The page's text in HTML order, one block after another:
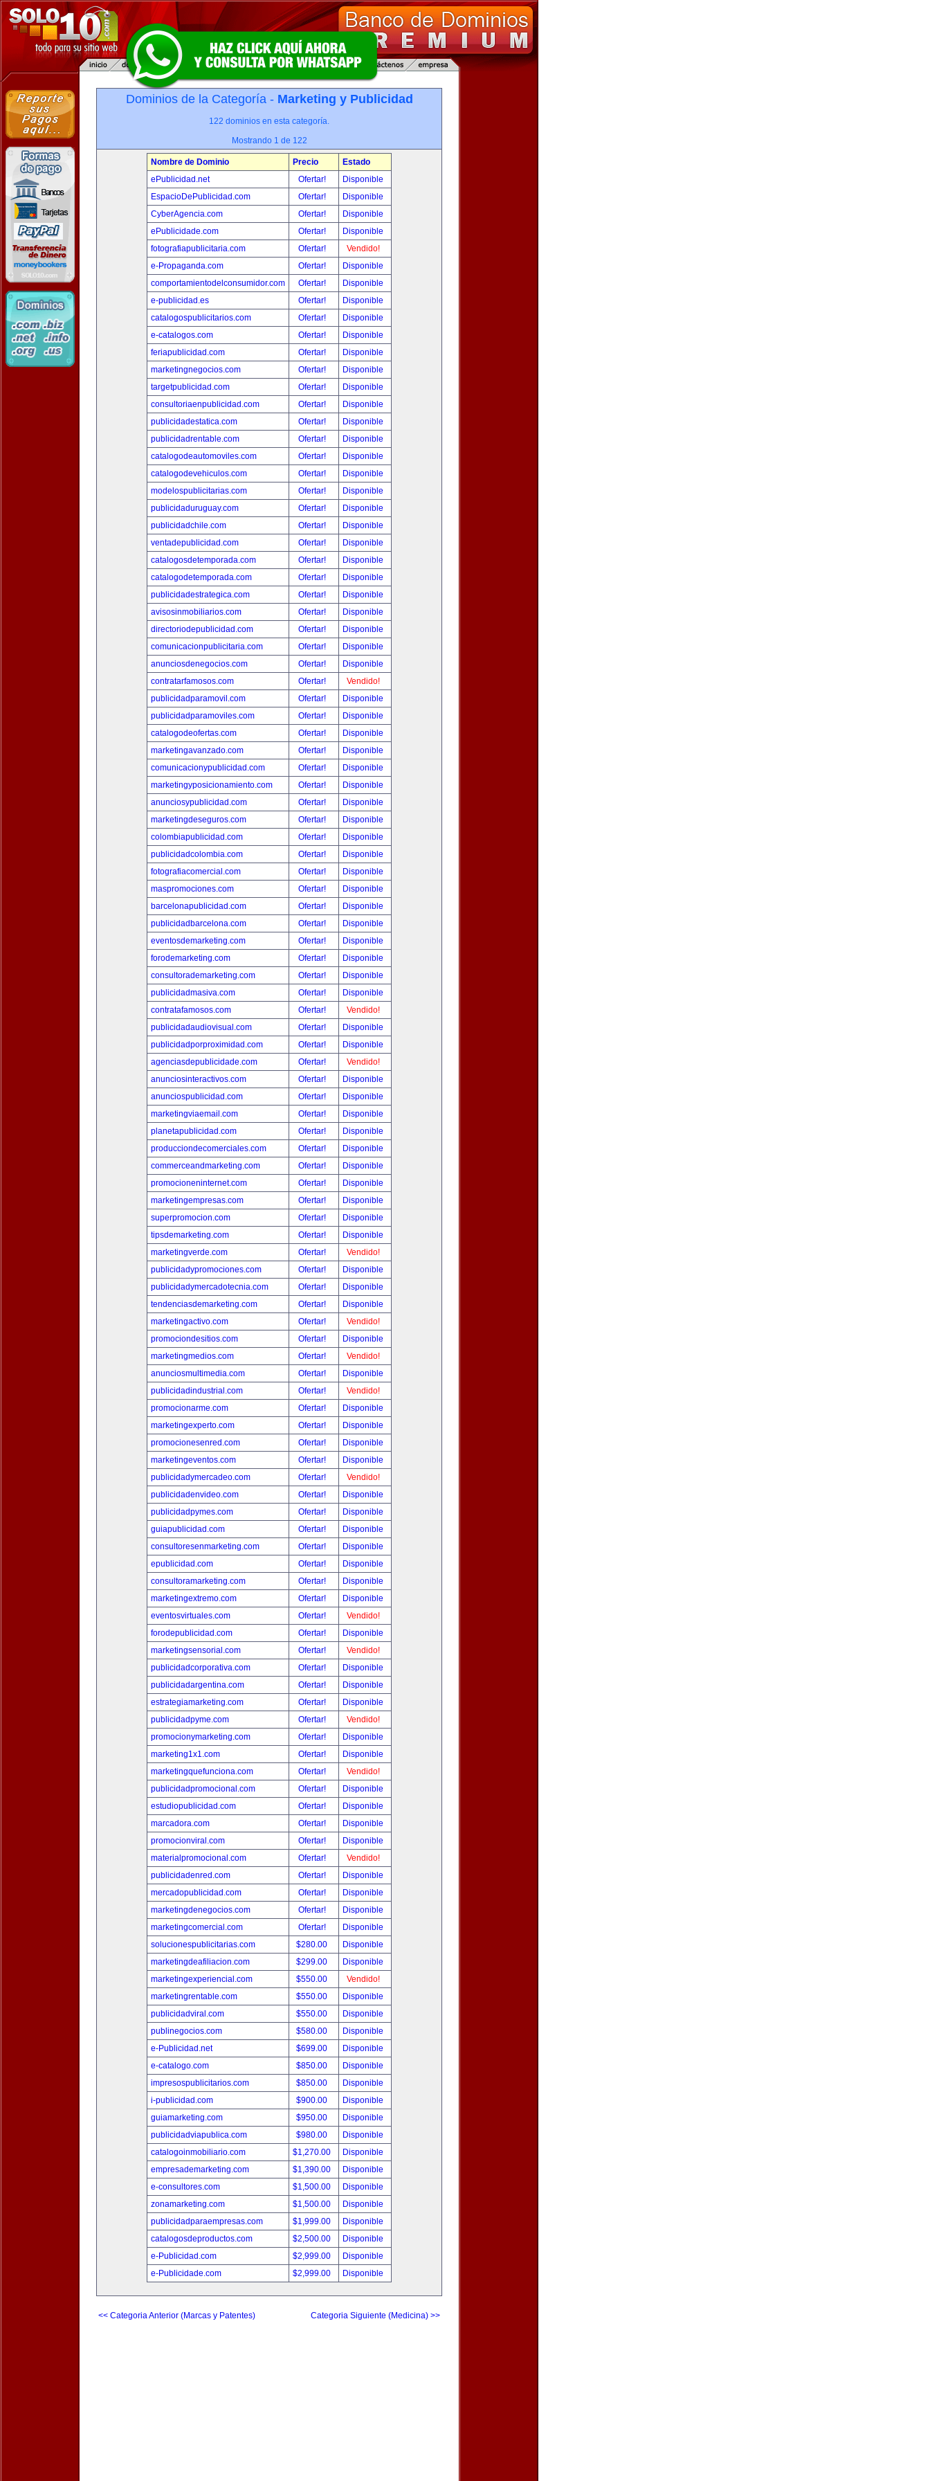
Dominios de la Categoría - Marketing y Publicidad
122 dominios en esta categoría.
Mostrando 1 de 122
Nombre de Dominio Precio
Estado
ePublicidad.net
Ofertar!
Disponible
EspacioDePublicidad.com
Ofertar!
Disponible
CyberAgencia.com
Ofertar!
Disponible
ePublicidade.com
Ofertar!
Disponible
fotografiapublicitaria.com
Ofertar!
Vendido!
e-Propaganda.com
Ofertar!
Disponible
comportamientodelconsumidor.com
Ofertar!
Disponible
e-publicidad.es
Ofertar!
Disponible
catalogospublicitarios.com
Ofertar!
Disponible
e-catalogos.com
Ofertar!
Disponible
feriapublicidad.com
Ofertar!
Disponible
marketingnegocios.com
Ofertar!
Disponible
targetpublicidad.com
Ofertar!
Disponible
consultoriaenpublicidad.com
Ofertar!
Disponible
publicidadestatica.com
Ofertar!
Disponible
publicidadrentable.com
Ofertar!
Disponible
catalogodeautomoviles.com
Ofertar!
Disponible
catalogodevehiculos.com
Ofertar!
Disponible
modelospublicitarias.com
Ofertar!
Disponible
publicidaduruguay.com
Ofertar!
Disponible
publicidadchile.com
Ofertar!
Disponible
ventadepublicidad.com
Ofertar!
Disponible
catalogosdetemporada.com
Ofertar!
Disponible
catalogodetemporada.com
Ofertar!
Disponible
publicidadestrategica.com
Ofertar!
Disponible
avisosinmobiliarios.com
Ofertar!
Disponible
directoriodepublicidad.com
Ofertar!
Disponible
comunicacionpublicitaria.com
Ofertar!
Disponible
anunciosdenegocios.com
Ofertar!
Disponible
contratarfamosos.com
Ofertar!
Vendido!
publicidadparamovil.com
Ofertar!
Disponible
publicidadparamoviles.com
Ofertar!
Disponible
catalogodeofertas.com
Ofertar!
Disponible
marketingavanzado.com
Ofertar!
Disponible
comunicacionypublicidad.com
Ofertar!
Disponible
marketingyposicionamiento.com
Ofertar!
Disponible
anunciosypublicidad.com
Ofertar!
Disponible
marketingdeseguros.com
Ofertar!
Disponible
colombiapublicidad.com
Ofertar!
Disponible
publicidadcolombia.com
Ofertar!
Disponible
fotografiacomercial.com
Ofertar!
Disponible
maspromociones.com
Ofertar!
Disponible
barcelonapublicidad.com
Ofertar!
Disponible
publicidadbarcelona.com
Ofertar!
Disponible
eventosdemarketing.com
Ofertar!
Disponible
forodemarketing.com
Ofertar!
Disponible
consultorademarketing.com
Ofertar!
Disponible
publicidadmasiva.com
Ofertar!
Disponible
contratafamosos.com
Ofertar!
Vendido!
publicidadaudiovisual.com
Ofertar!
Disponible
publicidadporproximidad.com
Ofertar!
Disponible
agenciasdepublicidade.com
Ofertar!
Vendido!
anunciosinteractivos.com
Ofertar!
Disponible
anunciospublicidad.com
Ofertar!
Disponible
marketingviaemail.com
Ofertar!
Disponible
planetapublicidad.com
Ofertar!
Disponible
producciondecomerciales.com
Ofertar!
Disponible
commerceandmarketing.com
Ofertar!
Disponible
promocioneninternet.com
Ofertar!
Disponible
marketingempresas.com
Ofertar!
Disponible
superpromocion.com
Ofertar!
Disponible
tipsdemarketing.com
Ofertar!
Disponible
marketingverde.com
Ofertar!
Vendido!
publicidadypromociones.com
Ofertar!
Disponible
publicidadymercadotecnia.com
Ofertar!
Disponible
tendenciasdemarketing.com
Ofertar!
Disponible
marketingactivo.com
Ofertar!
Vendido!
promociondesitios.com
Ofertar!
Disponible
marketingmedios.com
Ofertar!
Vendido!
anunciosmultimedia.com
Ofertar!
Disponible
publicidadindustrial.com
Ofertar!
Vendido!
promocionarme.com
Ofertar!
Disponible
marketingexperto.com
Ofertar!
Disponible
promocionesenred.com
Ofertar!
Disponible
marketingeventos.com
Ofertar!
Disponible
publicidadymercadeo.com
Ofertar!
Vendido!
publicidadenvideo.com
Ofertar!
Disponible
publicidadpymes.com
Ofertar!
Disponible
guiapublicidad.com
Ofertar!
Disponible
consultoresenmarketing.com
Ofertar!
Disponible
epublicidad.com
Ofertar!
Disponible
consultoramarketing.com
Ofertar!
Disponible
marketingextremo.com
Ofertar!
Disponible
eventosvirtuales.com
Ofertar!
Vendido!
forodepublicidad.com
Ofertar!
Disponible
marketingsensorial.com
Ofertar!
Vendido!
publicidadcorporativa.com
Ofertar!
Disponible
publicidadargentina.com
Ofertar!
Disponible
estrategiamarketing.com
Ofertar!
Disponible
publicidadpyme.com
Ofertar!
Vendido!
promocionymarketing.com
Ofertar!
Disponible
marketing1x1.com
Ofertar!
Disponible
marketingquefunciona.com
Ofertar!
Vendido!
publicidadpromocional.com
Ofertar!
Disponible
estudiopublicidad.com
Ofertar!
Disponible
marcadora.com
Ofertar!
Disponible
promocionviral.com
Ofertar!
Disponible
materialpromocional.com
Ofertar!
Vendido!
publicidadenred.com
Ofertar!
Disponible
mercadopublicidad.com
Ofertar!
Disponible
marketingdenegocios.com
Ofertar!
Disponible
marketingcomercial.com
Ofertar!
Disponible
solucionespublicitarias.com
$280.00
Disponible
marketingdeafiliacion.com
$299.00
Disponible
marketingexperiencial.com
$550.00
Vendido!
marketingrentable.com
$550.00
Disponible
publicidadviral.com
$550.00
Disponible
publinegocios.com
$580.00
Disponible
e-Publicidad.net
$699.00
Disponible
e-catalogo.com
$850.00
Disponible
impresospublicitarios.com
$850.00
Disponible
i-publicidad.com
$900.00
Disponible
guiamarketing.com
$950.00
Disponible
publicidadviapublica.com
$980.00
Disponible
catalogoinmobiliario.com
$1,270.00
Disponible
empresademarketing.com
$1,390.00
Disponible
e-consultores.com
$1,500.00
Disponible
zonamarketing.com
$1,500.00
Disponible
publicidadparaempresas.com
$1,999.00
Disponible
catalogosdeproductos.com
$2,500.00
Disponible
e-Publicidad.com
$2,999.00
Disponible
e-Publicidade.com
$2,999.00 Disponible
<< Categoria Anterior (Marcas y Patentes) Categoria Siguiente (Medicina) >>